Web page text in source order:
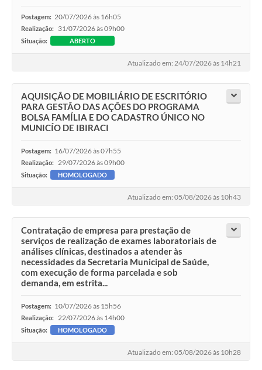
Postagem: 20/07/2026 às 16h05
Realização: 31/07/2026 às 09h00
Situação: ABERTO
Atualizado em: 24/07/2026 às 14h21
AQUISIÇÃO DE MOBILIÁRIO DE ESCRITÓRIO
PARA GESTÃO DAS AÇÕES DO PROGRAMA
BOLSA FAMÍLIA E DO CADASTRO ÚNICO NO
MUNICÍO DE IBIRACI
Postagem: 16/07/2026 às 07h55
Realização: 29/07/2026 às 09h00
Situação: HOMOLOGADO
Atualizado em: 05/08/2026 às 10h43
Contratação de empresa para prestação de
serviços de realização de exames laboratoriais de
análises clínicas, destinados a atender às
necessidades da Secretaria Municipal de Saúde,
com execução de forma parcelada e sob
demanda, em estrita...
Postagem: 10/07/2026 às 15h56
Realização: 22/07/2026 às 14h00
Situação: HOMOLOGADO
Atualizado em: 05/08/2026 às 10h28